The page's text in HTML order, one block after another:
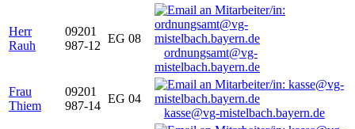
Herr
Rauh
09201
987-12
EG 08
ordnungsamt@vg-
mistelbach.bayern.de
Frau
Thiem
09201
987-14
EG 04
kasse@vg-mistelbach.bayern.de